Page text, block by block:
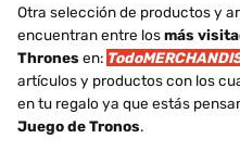
Otra selección de productos y
encuentran entre losmás
Thrones en:
artículos y productos con los
en tu regalo ya que estás
Juego de Tronos.